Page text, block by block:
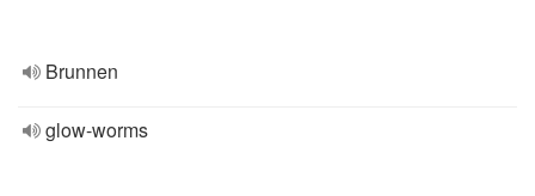
Brunnen
glow-worms